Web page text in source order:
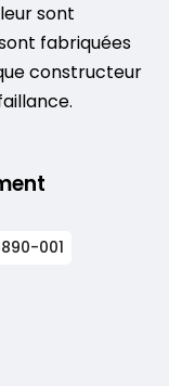
sont
fabriquées
constructeur
001